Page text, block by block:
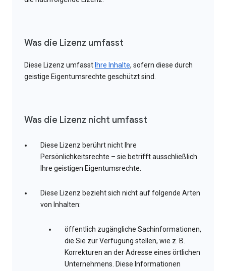
Was die Lizenz umfasst
Diese Lizenz umfasst Ihre Inhalte, sofern diese durch
geistige Eigentumsrechte geschützt sind.
Was die Lizenz nicht umfasst
Diese Lizenz berührt nicht Ihre
Persönlichkeitsrechte – sie betrifft ausschließlich
Ihre geistigen Eigentumsrechte.
Diese Lizenz bezieht sich nicht auf folgende Arten
von Inhalten:
öffentlich zugängliche Sachinformationen,
die Sie zur Verfügung stellen, wie z. B.
Korrekturen an der Adresse eines örtlichen
Unternehmens. Diese Informationen